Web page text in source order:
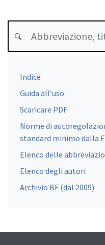
Indice
Guida all’uso
Scaricare PDF
Norme di
standard minimo dalla
Elenco delle
Elenco degli autori
Archivio BF (dal 2009)